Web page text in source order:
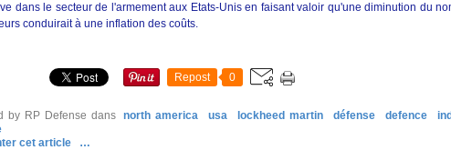
dans le secteur de l'armement aux Etats-Unis en faisant valoir qu'une diminution du
conduirait à une inflation des coûts.
Repost 0
by RP Defense dans north america usa lockheed martin défense defence
cet article
…